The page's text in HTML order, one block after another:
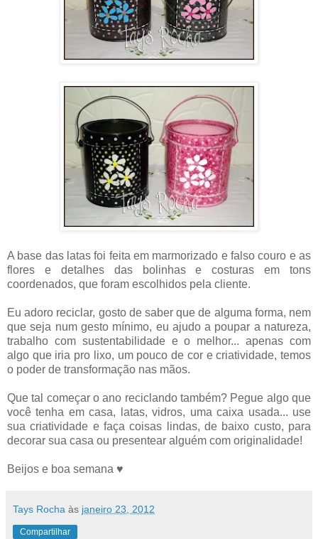
A base das latas foi feita em marmorizado e falso couro e as
flores e detalhes das bolinhas e costuras em tons
coordenados, que foram escolhidos pela cliente.
Eu adoro reciclar, gosto de saber que de alguma forma, nem
que seja num gesto mínimo, eu ajudo a poupar a natureza,
trabalho com sustentabilidade e o melhor... apenas com
algo que iria pro lixo, um pouco de cor e criatividade, temos
o poder de transformação nas mãos.
Que tal começar o ano reciclando também? Pegue algo que
você tenha em casa, latas, vidros, uma caixa usada... use
sua criatividade e faça coisas lindas, de baixo custo, para
decorar sua casa ou presentear alguém com originalidade!
Beijos e boa semana ♥
Tays Rocha às janeiro 23, 2012
Compartilhar